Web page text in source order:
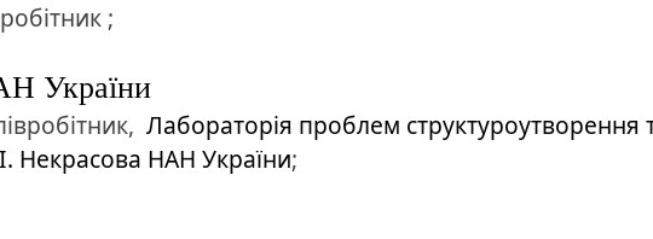
;
України
Лабораторія проблем структуроутворення
Некрасова НАН України;